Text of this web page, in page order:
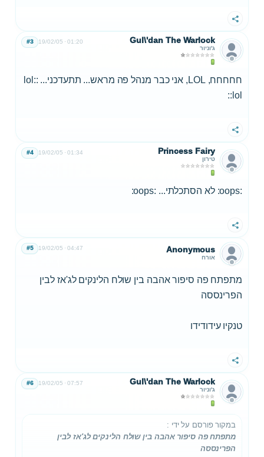
שתף
Gul\'dan The Warlock
ג'וניור
19/02/05 01:20
#3
חחחחח, LOL, אני כבר מנהל פה מראש... תתעדכני... :lol:
:lol:
שתף
Princess Fairy
טירון
19/02/05 01:34
#4
:oops: לא הסתכלתי... :oops:
שתף
Anonymous
אורח
19/02/05 04:47
#5
מתפתח פה סיפור אהבה בין שולח הלינקים לג'אז לבין
הפרינססה
טנקיו עידודידו
שתף
Gul\'dan The Warlock
ג'וניור
19/02/05 07:57
#6
במקור פורסם על ידי :
מתפתח פה סיפור אהבה בין שולח הלינקים לג'אז לבין
הפרינססה